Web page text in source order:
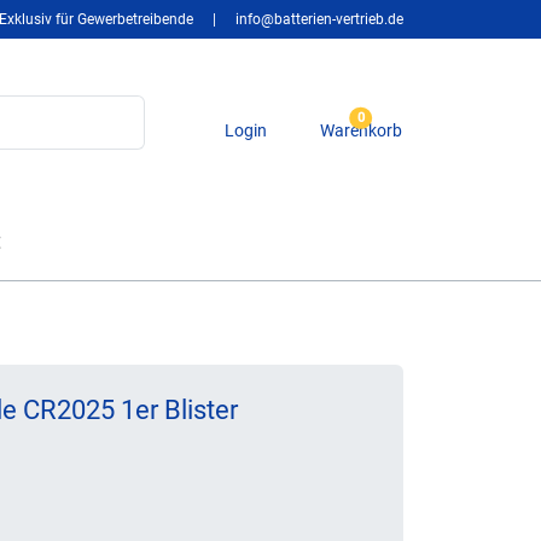
Exklusiv für Gewerbetreibende info@batterien-vertrieb.de
Login
0
Warenkorb
CR2025 1er Blister